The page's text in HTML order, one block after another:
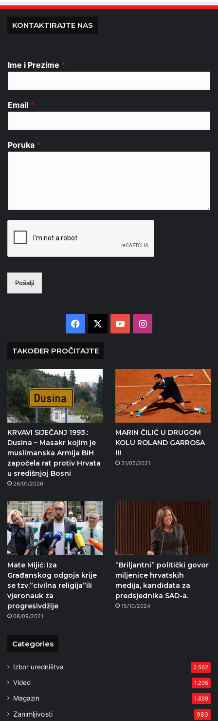
KONTAKTIRAJTE NAS
Ime i Prezime *
Email *
Poruka *
Pošalji
Facebook YouTubeInstagram
TAKOĐER PROČITAJTE
KRVAVI SIJEČANJ 1993.:
Dusina – Masakr kojim je
muslimanska Armija BiH
započela rat protiv Hrvata
u središnjoj Bosni
26/01/2026
MARIN ČILIĆ U DRUGOM
KOLU ROLAND GARROSA
!!!
31/05/2021
Mate Mijić: Iza
Građanskog odgoja krije
se tzv.”civilna religija”ili
vjeronauk za
progresivdžije
08/09/2021
”Briljantni” politički govor
miljenice hrvatskih
medija, kandidata za
predsjednika SAD-a.
15/10/2024
Categories
Izbor uredništva 2.562
Video 1.205
Magazin 1.859
Zanimljivosti 980